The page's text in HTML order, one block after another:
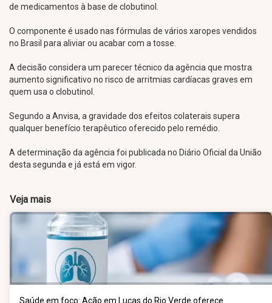
de medicamentos à base de clobutinol.
O componente é usado nas fórmulas de vários xaropes vendidos
no Brasil para aliviar ou acabar com a tosse.
A decisão considera um parecer técnico da agência que mostra
aumento significativo no risco de arritmias cardíacas graves em
quem usa o clobutinol.
Segundo a Anvisa, a gravidade dos efeitos colaterais supera
qualquer benefício terapêutico oferecido pelo remédio.
A determinação da agência foi publicada no Diário Oficial da União
desta segunda e já está em vigor.
Veja mais
Saúde em foco: Ação em Lucas do Rio Verde oferece